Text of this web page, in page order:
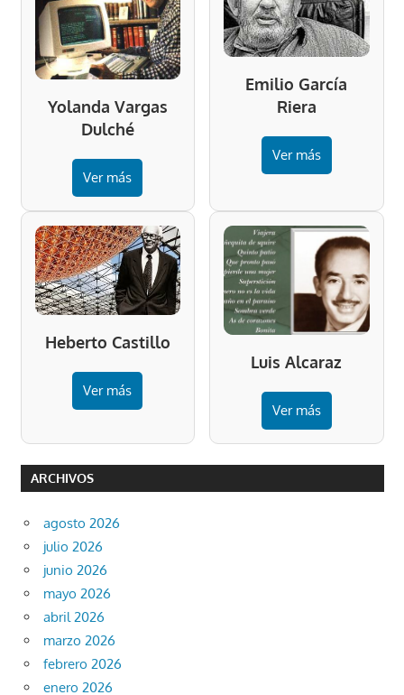
Yolanda Vargas
Dulché
Ver más
Emilio García
Riera
Ver más
Heberto Castillo
Ver más
Luis Alcaraz
Ver más
ARCHIVOS
agosto 2026
julio 2026
junio 2026
mayo 2026
abril 2026
marzo 2026
febrero 2026
enero 2026